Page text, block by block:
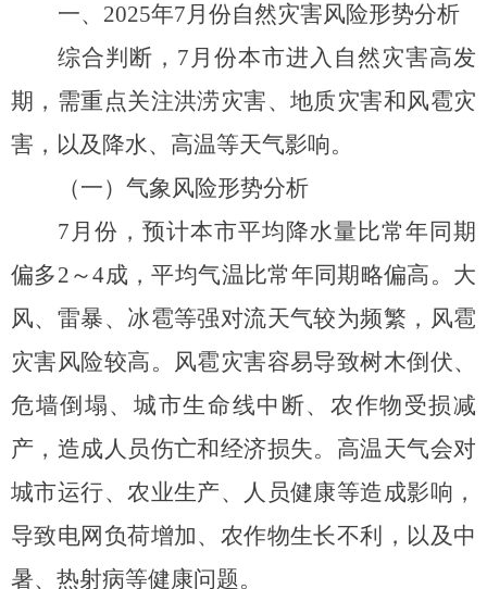
一、2025年7月份自然灾害风险形势分析
综合判断，7月份本市进入自然灾害高发
期，需重点关注洪涝灾害、地质灾害和风雹灾
害，以及降水、高温等天气影响。
（一）气象风险形势分析
7月份，预计本市平均降水量比常年同期
偏多2～4成，平均气温比常年同期略偏高。大
风、雷暴、冰雹等强对流天气较为频繁，风雹
灾害风险较高。 风雹灾害容易导致树木倒伏、
危墙倒塌、城市生命线中断、农作物受损减
产，造成人员伤亡和经济损失。高温天气会对
城市运行、农业生产、人员健康等造成影响，
导致电网负荷增加、农作物生长不利，以及中
暑、热射病等健康问题。